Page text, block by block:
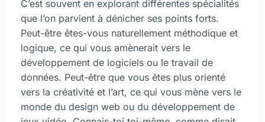
C’est souvent en explorant différentes spécialités
que l’on parvient à dénicher ses points forts.
Peut-être êtes-vous naturellement méthodique et
logique, ce qui vous amènerait vers le
développement de logiciels ou le travail de
données. Peut-être que vous êtes plus orienté
vers la créativité et l’art, ce qui vous mène vers le
monde du design web ou du développement de